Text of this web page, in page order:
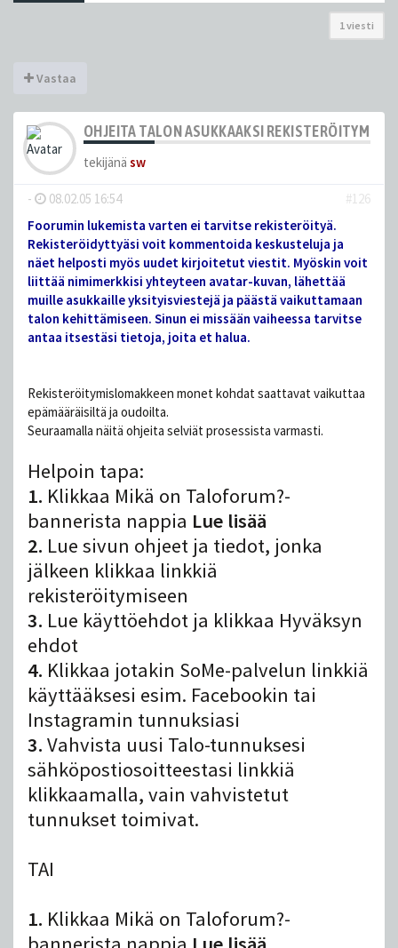
1 viesti
Vastaa
OHJEITA TALON ASUKKAAKSI
tekijänä sw
- 08.02.05 16:54
#126
Foorumin lukemista varten ei tarvitse rekisteröityä.
Rekisteröidyttyäsi voit kommentoida keskusteluja ja
näet helposti myös uudet kirjoitetut viestit. Myöskin voit
liittää nimimerkkisi yhteyteen avatar-kuvan, lähettää
muille asukkaille yksityisviestejä ja päästä vaikuttamaan
talon kehittämiseen. Sinun ei missään vaiheessa tarvitse
antaa itsestäsi tietoja, joita et halua.
Rekisteröitymislomakkeen monet kohdat saattavat vaikuttaa
epämääräisiltä ja oudoilta.
Seuraamalla näitä ohjeita selviät prosessista varmasti.
Helpoin tapa:
1. Klikkaa Mikä on Taloforum?-
bannerista nappia Lue lisää
2. Lue sivun ohjeet ja tiedot, jonka
jälkeen klikkaa linkkiä
rekisteröitymiseen
3. Lue käyttöehdot ja klikkaa Hyväksyn
ehdot
4. Klikkaa jotakin SoMe-palvelun linkkiä
käyttääksesi esim. Facebookin tai
Instagramin tunnuksiasi
3. Vahvista uusi Talo-tunnuksesi
sähköpostiosoitteestasi linkkiä
klikkaamalla, vain vahvistetut
tunnukset toimivat.
TAI
1. Klikkaa Mikä on Taloforum?-